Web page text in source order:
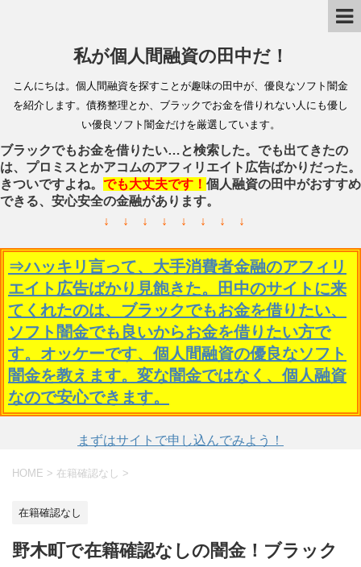
私が個人間融資の田中だ！
こんにちは。個人間融資を探すことが趣味の田中が、優良なソフト闇金
を紹介します。債務整理とか、ブラックでお金を借りれない人にも優し
い優良ソフト闇金だけを厳選しています。
ブラックでもお金を借りたい…と検索した。でも出てきたの
は、プロミスとかアコムのアフィリエイト広告ばかりだった。
きついですよね。 でも大丈夫です！ 個人融資の田中がおすすめ
できる、安心安全の金融があります。
↓ ↓ ↓ ↓ ↓ ↓ ↓ ↓
⇒ハッキリ言って、大手消費者金融のアフィリ
エイト広告ばかり見飽きた。田中のサイトに来
てくれたのは、ブラックでもお金を借りたい、
ソフト闇金でも良いからお金を借りたい方で
す。オッケーです、個人間融資の優良なソフト
闇金を教えます。変な闇金ではなく、個人融資
なので安心できます。
まずはサイトで申し込んでみよう！
HOME > 在籍確認なし >
在籍確認なし
野木町で在籍確認なしの闇金！ブラック